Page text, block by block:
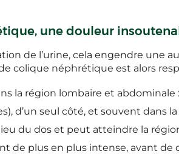
une douleur
de l’urine, cela engendre une
colique néphrétique est alors
la région lombaire et
d’un seul côté, et souvent dans
du dos et peut atteindre la
de plus en plus intense, avant